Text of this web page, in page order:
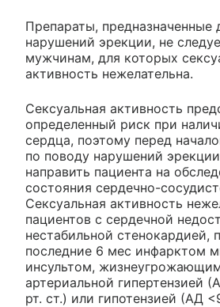
Препараты, предназначенные
нарушений эрекции, не
мужчинам, для которых
активность нежелательна.
Сексуальная активность
определенный риск при
сердца, поэтому перед
по поводу нарушений
направить пациента на
состояния сердечно-
Сексуальная активность
пациентов с сердечной
нестабильной стенокардией,
последние 6 мес инфарктом
инсультом,
артериальной гипертензией
рт. ст.) или гипотензией (АД